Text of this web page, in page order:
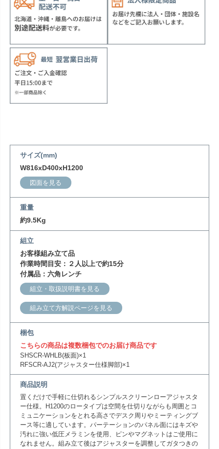
サイズ(mm)
W816xD400xH1200
図面を見る
重量
約9.5Kg
組立
お客様組み立て品
作業時間目安：２人以上で約15分
付属品：六角レンチ
組立・取扱説明書を見る
組み立て方解説ページを見る
梱包
こちらの商品は複数梱包でのお届け商品です
SHSCR-WHLB(板面)×1
RFSCR-AJ2(アジャスター仕様脚部)×1
商品説明
置くだけで手軽に仕切れるシンプルスクリーンローアジャスタ
ー仕様。H1200のロータイプは空間を仕切りながらも周囲とコ
ミュニケーションをとれる高さでデスク周りやミーティングブ
ース等に適しています。パーテーションのパネル面にはキズや
汚れに強い低圧メラミンを使用、ピンやマグネットはご使用に
なれません。組み立て後はアジャスターを調整してガタつきの